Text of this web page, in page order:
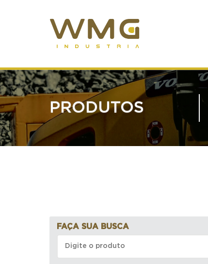
PRODUTOS
FAÇA SUA BUSCA